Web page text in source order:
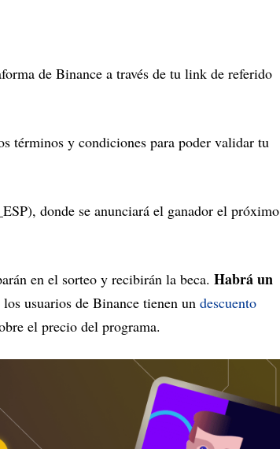
de Binance a través de tu link de referido
términos y condiciones para poder validar tu
), donde se anunciará el ganador el próximo
en el sorteo y recibirán la beca. Habrá un
los usuarios de Binance tienen un descuento
el precio del programa.